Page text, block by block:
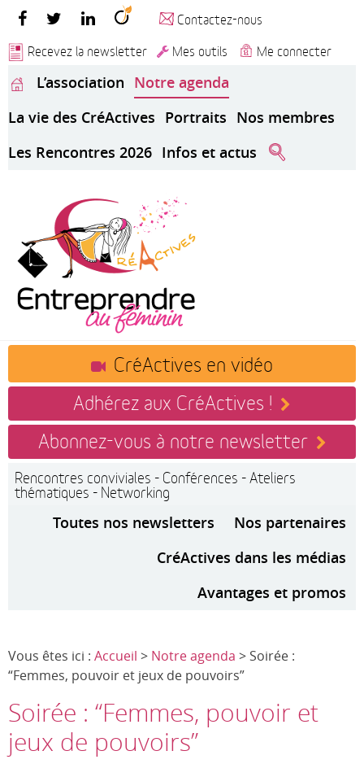
Contactez-nous
Recevez la newsletter
Mes outils Me connecter
L’association Notre agenda
La vie des CréActives Portraits Nos membres
Les Rencontres 2026 Infos et actus
CréActives en vidéo
Adhérez aux CréActives !
Abonnez-vous à notre newsletter
Rencontres conviviales - Conférences - Ateliers
thématiques - Networking
Toutes nos newsletters
Nos partenaires
CréActives dans les médias
Avantages et promos
Vous êtes ici : Accueil > Notre agenda > Soirée :
“Femmes, pouvoir et jeux de pouvoirs”
Soirée : “Femmes, pouvoir et
jeux de pouvoirs”